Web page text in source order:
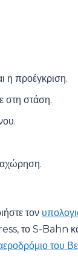
η προέγκριση.
στη στάση.
τον
το S-Bahn
του